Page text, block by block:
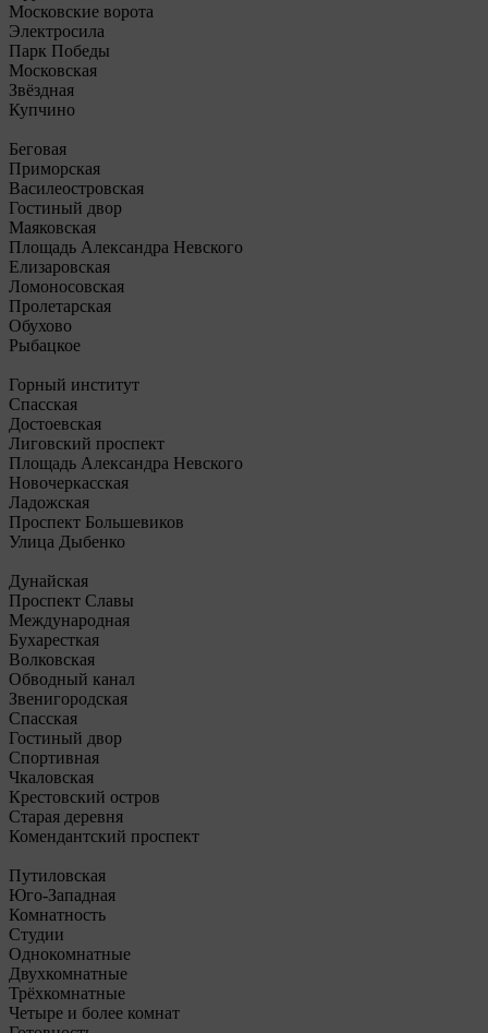
Московские ворота
Электросила
Парк Победы
Московская
Звёздная
Купчино
Беговая
Приморская
Василеостровская
Гостиный двор
Маяковская
Площадь Александра Невского
Елизаровская
Ломоносовская
Пролетарская
Обухово
Рыбацкое
Горный институт
Спасская
Достоевская
Лиговский проспект
Площадь Александра Невского
Новочеркасская
Ладожская
Проспект Большевиков
Улица Дыбенко
Дунайская
Проспект Славы
Международная
Бухаресткая
Волковская
Обводный канал
Звенигородская
Спасская
Гостиный двор
Спортивная
Чкаловская
Крестовский остров
Старая деревня
Комендантский проспект
Путиловская
Юго-Западная
Комнатность
Студии
Однокомнатные
Двухкомнатные
Трёхкомнатные
Четыре и более комнат